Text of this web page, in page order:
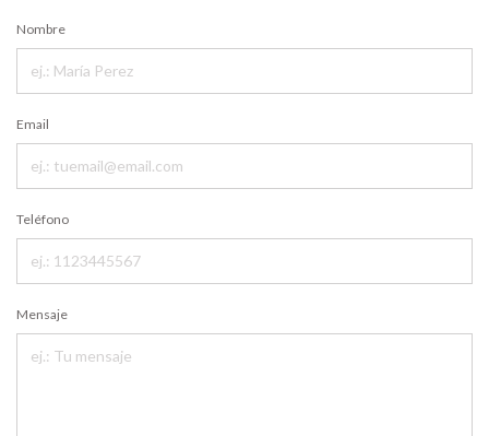
Nombre
Email
Teléfono
Mensaje